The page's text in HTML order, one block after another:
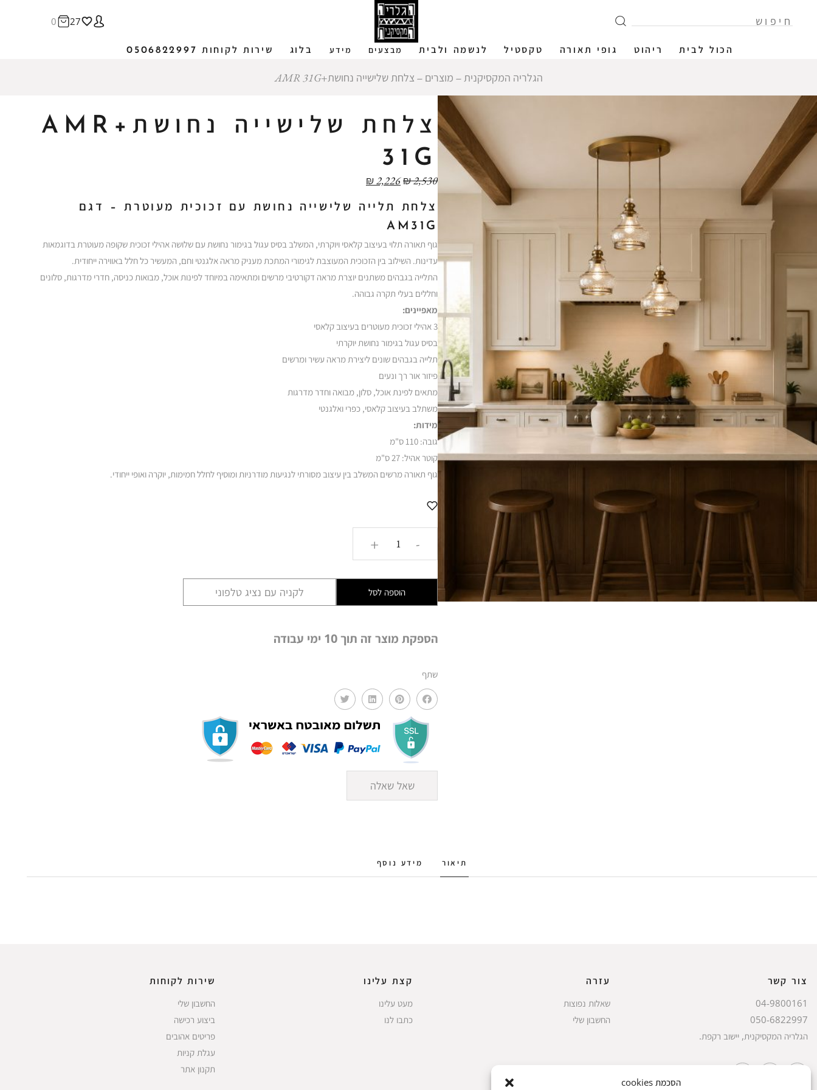
הסכמת cookies
הכול לבית ריהוט גופי תאורה טקסטיל לנשמה ולבית מבצעים מידע בלוג שירות לקוחות 0506822997
27
0
הגלריה המקסיקנית ‒ מוצרים ‒ צלחת שלישייה נחושת+AMR 31G
צלחת שלישייה נחושת+AMR
31G
₪2,530
₪2,226
צלחת תלייה שלישייה נחושת עם זכוכית מעוטרת – דגם
AM31G
גוף תאורה תלוי בעיצוב קלאסי ויוקרתי, המשלב בסיס עגול בגימור נחושת עם שלושה אהילי זכוכית שקופה מעוטרת בדוגמאות
עדינות. השילוב בין הזכוכית המעוצבת לגימורי המתכת מעניק מראה אלגנטי וחם, המעשיר כל חלל באווירה ייחודית.
התלייה בגבהים משתנים יוצרת מראה דקורטיבי מרשים ומתאימה במיוחד לפינות אוכל, מבואות כניסה, חדרי מדרגות, סלונים
וחללים בעלי תקרה גבוהה.
מאפיינים:
3 אהילי זכוכית מעוטרים בעיצוב קלאסי
בסיס עגול בגימור נחושת יוקרתי
תלייה בגבהים שונים ליצירת מראה עשיר ומרשים
פיזור אור רך ונעים
מתאים לפינת אוכל, סלון, מבואה וחדר מדרגות
משתלב בעיצוב קלאסי, כפרי ואלגנטי
מידות:
גובה: 110 ס"מ
קוטר אהיל: 27 ס"מ
גוף תאורה מרשים המשלב בין עיצוב מסורתי לנגיעות מודרניות ומוסיף לחלל חמימות, יוקרה ואופי ייחודי.
-
+
הוספה לסל לקניה עם נציג טלפוני
הספקת מוצר זה תוך 10 ימי עבודה
שתף
שאל שאלה
תיאור מידע נוסף
צור קשר
04-9800161
050-6822997
הגלריה המקסיקנית, יישוב רקפת.
עזרה
שאלות נפוצות
החשבון שלי
קצת עלינו
מעט עלינו
כתבו לנו
שירות לקוחות
החשבון שלי
ביצוע רכישה
פריטים אהובים
עגלת קניות
תקנון אתר